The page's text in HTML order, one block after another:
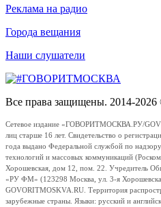
Реклама на радио
Города вещания
Наши слушатели
Все права защищены. 2014-
Сетевое издание «ГОВОРИТМОСКВА.РУ/
лиц старше 16 лет. Свидетельство о
года выдано Федеральной службой по
технологий и массовых коммуникаций
Хорошевская, дом 12, пом. 22. Учредитель
«РУ ФМ» (123298 Москва, ул. 3-я
GOVORITMOSKVA.RU. Территория
зарубежные страны. Языки: русский и